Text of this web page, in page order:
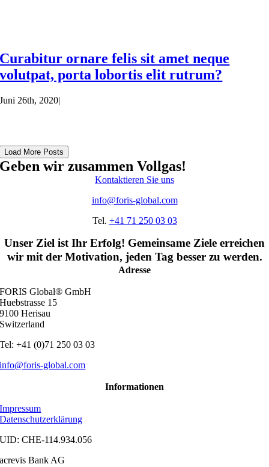
Curabitur ornare felis sit amet neque
volutpat, porta lobortis elit rutrum?
Juni 26th, 2020|
Load More Posts
Geben wir zusammen Vollgas!
Kontaktieren Sie uns
info@foris-global.com
Tel. +41 71 250 03 03
Unser Ziel ist Ihr Erfolg! Gemeinsame Ziele erreichen
wir mit der Motivation, jeden Tag besser zu werden.
Adresse
FORIS Global® GmbH
Huebstrasse 15
9100 Herisau
Switzerland
Tel: +41 (0)71 250 03 03
info@foris-global.com
Informationen
Impressum
Datenschutzerklärung
UID: CHE-114.934.056
acrevis Bank AG